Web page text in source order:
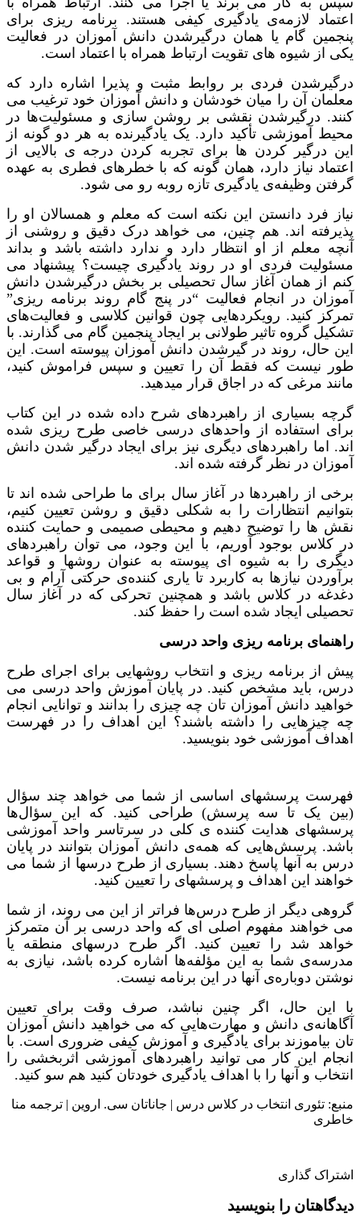
اعتماد لازمه‌ی یادگیری کیفی هستند. برنامه ریزی برای
پنجمین گام یا همان درگیرشدن دانش آموزان در فعالیت
یکی از شیوه های تقویت ارتباط همراه با اعتماد است.
درگیرشدن فردی بر روابط مثبت و پذیرا اشاره دارد که
معلمان آن را میان خودشان و دانش آموزان خود ترغیب می
کنند. درگیرشدن نقشی بر روشن سازی و مسئولیت‌ها در
محیط آموزشی تأکید دارد. یک یادگیرنده به هر دو گونه از
این درگیر کردن ها برای تجربه کردن درجه ی بالایی از
اعتماد نیاز دارد، همان گونه که با خطرهای فطری به عهده
گرفتن وظیفه‌ی یادگیری تازه روبه رو می شود.
نیاز فرد دانستن این نکته است که معلم و همسالان او را
پذیرفته اند. هم چنین، می خواهد درک دقیق و روشنی از
آنچه معلم از او انتظار دارد و ندارد داشته باشد و بداند
مسئولیت فردی او در روند یادگیری چیست؟ پیشنهاد می
کنم از همان آغاز سال تحصیلی بر بخش درگیرشدن دانش
آموزان در انجام فعالیت “در پنج گام روند برنامه ریزی”
تمرکز کنید. رویکردهایی چون قوانین کلاسی و فعالیت‌های
تشکیل گروه تاثیر طولانی بر ایجاد پنجمین گام می گذارند. با
این حال، روند در گیرشدن دانش آموزان پیوسته است. این
طور نیست که فقط آن را تعیین و سپس فراموش کنید،
مانند مرغی که در اجاق قرار میدهید.
گرچه بسیاری از راهبردهای شرح داده شده در این کتاب
برای استفاده از واحدهای درسی خاصی طرح ریزی شده
اند. اما راهبردهای دیگری نیز برای ایجاد درگیر شدن دانش
آموزان در نظر گرفته شده اند.
برخی از راهبردها در آغاز سال برای ما طراحی شده اند تا
بتوانیم انتظارات را به شکلی دقیق و روشن تعیین کنیم،
نقش ها را توضیح دهیم و محیطی صمیمی و حمایت کننده
در کلاس بوجود آوریم، با این وجود، می توان راهبردهای
دیگری را به شیوه ای پیوسته به عنوان روشها و قواعد
برآوردن نیازها به کاربرد تا یاری کننده‌ی حرکتی آرام و بی
دغدغه در کلاس باشد و همچنین تحرکی که در آغاز سال
تحصیلی ایجاد شده است را حفظ کند.
راهنمای برنامه ریزی واحد درسی
پیش از برنامه ریزی و انتخاب روشهایی برای اجرای طرح
درس، باید مشخص کنید. در پایان آموزش واحد درسی می
خواهید دانش آموزان تان چه چیزی را بدانند و توانایی انجام
چه چیزهایی را داشته باشند؟ این اهداف را در فهرست
اهداف آموزشی خود بنویسید.
فهرست پرسشهای اساسی از شما می خواهد چند سؤال
(بین یک تا سه پرسش) طراحی کنید. که این سؤال‌ها
پرسشهای هدایت کننده ی کلی در سرتاسر واحد آموزشی
باشد. پرسش‌هایی که همه‌ی دانش آموزان بتوانند در پایان
درس به آنها پاسخ دهند. بسیاری از طرح درسها از شما می
خواهند این اهداف و پرسشهای را تعیین کنید.
گروهی دیگر از طرح درس‌ها فراتر از این می روند، از شما
می خواهند مفهوم اصلی ای که واحد درسی بر آن متمرکز
خواهد شد را تعیین کنید. اگر طرح درسهای منطقه یا
مدرسه‌ی شما به این مؤلفه‌ها اشاره کرده باشد، نیازی به
نوشتن دوباره‌ی آنها در این برنامه نیست.
با این حال، اگر چنین نباشد، صرف وقت برای تعیین
آگاهانه‌ی دانش و مهارت‌هایی که می خواهید دانش آموزان
تان بیاموزند برای یادگیری و آموزش کیفی ضروری است. با
انجام این کار می توانید راهبردهای آموزشی اثربخشی را
انتخاب و آنها را با اهداف یادگیری خودتان کنید هم سو کنید.
منبع: تئوری انتخاب در کلاس درس | جاناتان سی. اروین | ترجمه منا
خاطری
اشتراک گذاری
دیدگاهتان را بنویسید